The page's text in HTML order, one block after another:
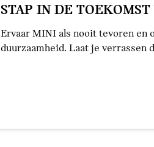
STAP IN DE
Ervaar MINI als nooit tevoren en
duurzaamheid. Laat je verrassen